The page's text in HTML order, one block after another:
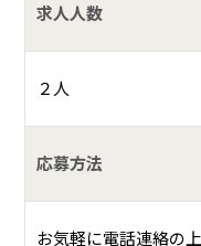
求人人数
２人
応募方法
お気軽に電話連絡の上